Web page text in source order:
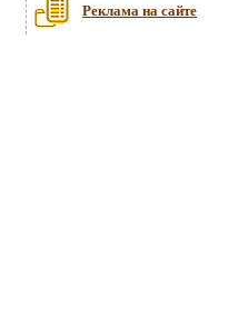
Реклама на сайте